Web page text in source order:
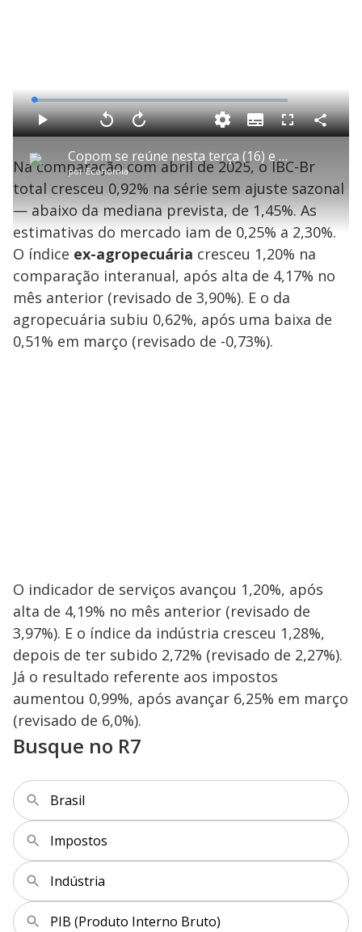
P
l
a
y
V
Copom se reúne nesta terça (16) e quarta-feira (17) para decidir taxa básica de juros
por Economia
P V
t
a
r
1
0
e
g
n
d
s
A
n
ç
a
r
1
s
e
u
n
o
s
M
u
d
o
L
o
a
d
e
:
1
.
6
7
%
S
u
b
i
t
s
F
s
c
n
C
o
i
l
Na comparação com abril de 2025, o IBC-Br
total cresceu 0,92% na série sem ajuste sazonal
— abaixo da mediana prevista, de 1,45%. As
estimativas do mercado iam de 0,25% a 2,30%.
O índice ex-agropecuária cresceu 1,20% na
comparação interanual, após alta de 4,17% no
mês anterior (revisado de 3,90%). E o da
agropecuária subiu 0,62%, após uma baixa de
0,51% em março (revisado de -0,73%).
O indicador de serviços avançou 1,20%, após
alta de 4,19% no mês anterior (revisado de
3,97%). E o índice da indústria cresceu 1,28%,
depois de ter subido 2,72% (revisado de 2,27%).
Já o resultado referente aos impostos
aumentou 0,99%, após avançar 6,25% em março
(revisado de 6,0%).
Busque no R7
Brasil
Impostos
Indústria
PIB (Produto Interno Bruto)